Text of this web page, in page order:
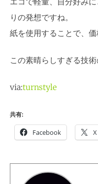
りの発想ですね。
紙を使用することで、価
この素晴らしすぎる技
via:turnstyle
共有:
Facebook X